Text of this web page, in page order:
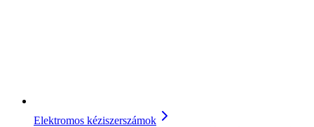
Elektromos kéziszerszámok